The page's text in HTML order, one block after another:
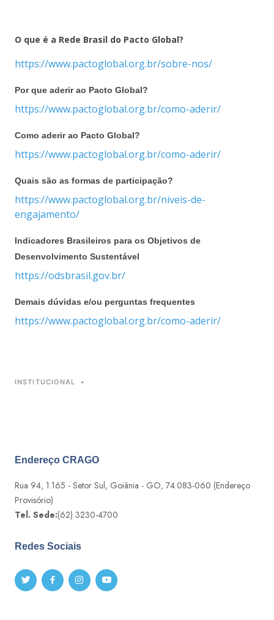
O que é a Rede Brasil do Pacto Global?
https://www.pactoglobal.org.br/sobre-nos/
Por que aderir ao Pacto Global?
https://www.pactoglobal.org.br/como-aderir/
Como aderir ao Pacto Global?
https://www.pactoglobal.org.br/como-aderir/
Quais são as formas de participação?
https://www.pactoglobal.org.br/niveis-de-
engajamento/
Indicadores Brasileiros para os Objetivos de
Desenvolvimento Sustentável
https://odsbrasil.gov.br/
Demais dúvidas e/ou perguntas frequentes
https://www.pactoglobal.org.br/como-aderir/
INSTITUCIONAL •
Endereço CRAGO
Rua 94, 1.165 - Setor Sul, Goiânia - GO, 74.083-060 (Endereço
Provisório)
Tel. Sede:(62) 3230-4700
Redes Sociais